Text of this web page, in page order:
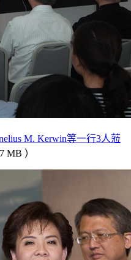
M. Kerwin等一行3人蒞
MB ）